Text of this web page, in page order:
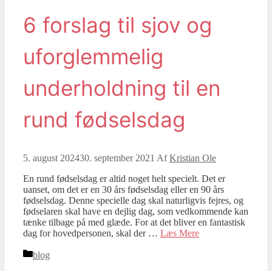
6 forslag til sjov og
uforglemmelig
underholdning til en
rund fødselsdag
5. august 202430. september 2021 AfKristian Ole
En rund fødselsdag er altid noget helt specielt. Det er
uanset, om det er en 30 års fødselsdag eller en 90 års
fødselsdag. Denne specielle dag skal naturligvis fejres, og
fødselaren skal have en dejlig dag, som vedkommende kan
tænke tilbage på med glæde. For at det bliver en fantastisk
dag for hovedpersonen, skal der … Læs Mere
Kategorier
blog